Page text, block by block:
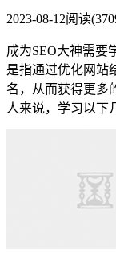
2023-08-12阅读
成为SEO大神需要
是指通过优化网站
名，从而获得更多
人来说，学习以下